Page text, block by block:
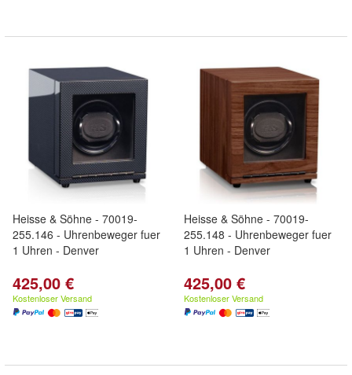
Heisse & Söhne - 70019-
255.146 - Uhrenbeweger fuer
1 Uhren - Denver
425,00 €
Kostenloser Versand
Heisse & Söhne - 70019-
255.148 - Uhrenbeweger fuer
1 Uhren - Denver
425,00 €
Kostenloser Versand